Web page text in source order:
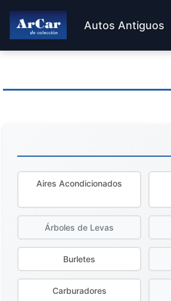
Autos Antiguos
Aires Acondicionados
Árboles de Levas
Burletes
Carburadores